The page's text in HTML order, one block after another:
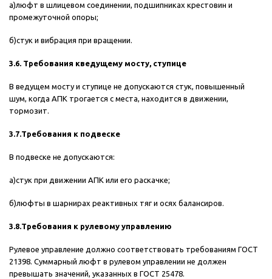
а)люфт в шлицевом соединении, подшипниках крестовин и
промежуточной опоры;
б)стук и вибрация при вращении.
3.6. Требования кведущему мосту, ступице
В ведущем мосту и ступице не допускаются стук, повышенный
шум, когда АПК трогается с места, находится в движении,
тормозит.
3.7.Требования к подвеске
В подвеске не допускаются:
а)стук при движении АПК или его раскачке;
б)люфты в шарнирах реактивных тяг и осях балансиров.
3.8.Требования к рулевому управлению
Рулевое управление должно соответствовать требованиям ГОСТ
21398. Суммарный люфт в рулевом управлении не должен
превышать значений, указанных в ГОСТ 25478.